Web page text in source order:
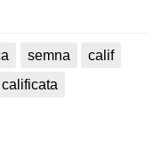
semna
calif
calificata